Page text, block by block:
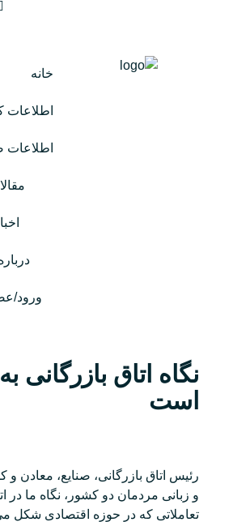
خانه
اطلاعات
اطلاعات
ورود/
نگاه اتاق
است
رئیس اتاق بازرگانی، صنایع، معادن
و زبانی مردمان دو کشور، نگاه ما در
تعاملاتی که در حوزه اقتصادی شکل